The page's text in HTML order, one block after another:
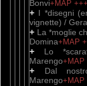
Bonvi+MAP +++
+ I *disegni
vignette) /
+ La *moglie
Domina+MAP
+ Lo
Marengo+MAP
+
Dal
Marengo+MAP